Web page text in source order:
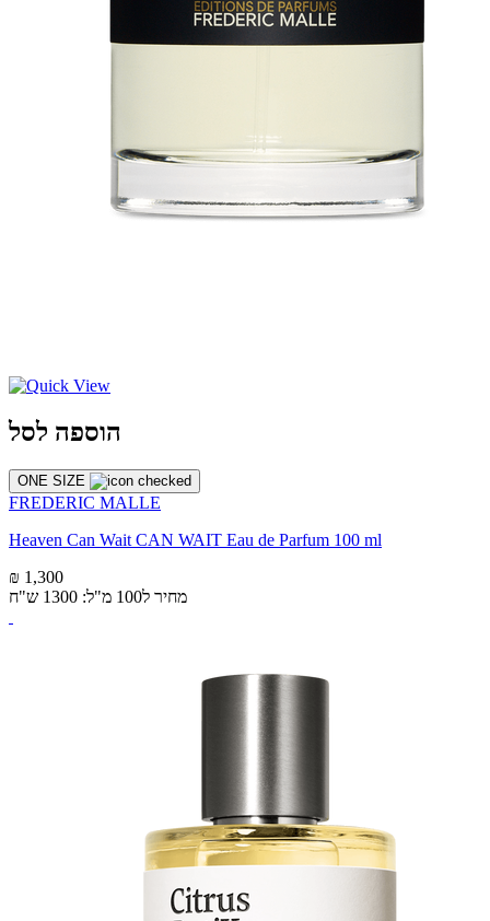
הוספה לסל
ONE SIZE
FREDERIC MALLE
Heaven Can Wait CAN WAIT Eau de Parfum 100 ml
₪ 1,300
מחיר ל100 מ"ל: 1300 ש"ח